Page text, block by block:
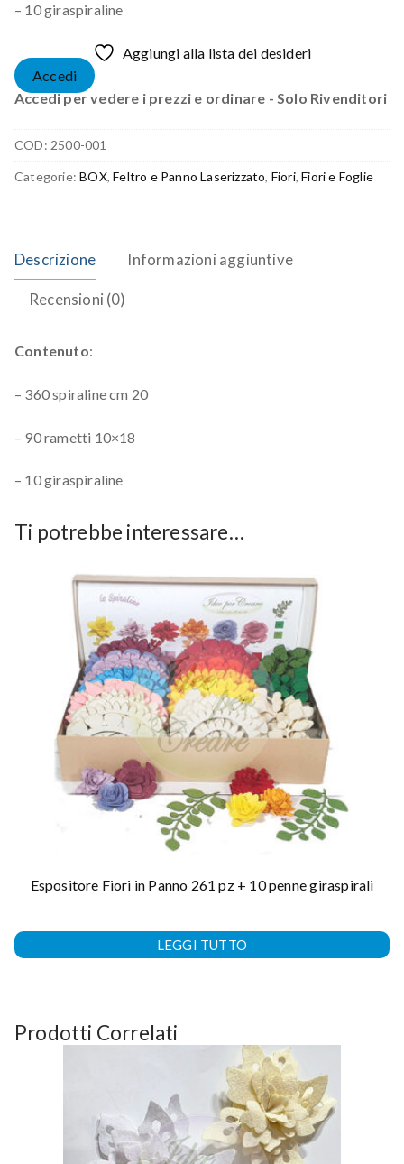
– 10 giraspiraline
Aggiungi alla lista dei desideri
Accedi
Accedi per vedere i prezzi e ordinare - Solo Rivenditori
COD: 2500-001
Categorie:BOX,Feltro e Panno Laserizzato, Fiori,Fiori e Foglie
Descrizione Informazioni aggiuntive
Recensioni (0)
Contenuto:
– 360 spiraline cm 20
– 90 rametti 10×18
– 10 giraspiraline
Ti potrebbe interessare…
Espositore Fiori in Panno 261 pz + 10 penne giraspirali
LEGGI TUTTO
Prodotti Correlati